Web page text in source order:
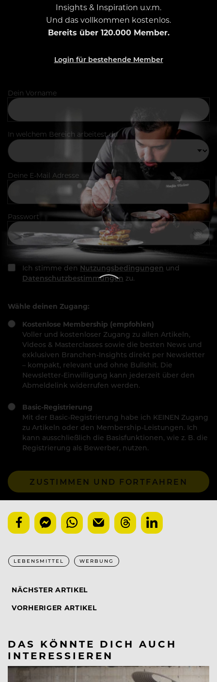
Insights & Inspiration u.v.m.
Und das vollkommen kostenlos.
Bereits über 120.000 Member.
Login für bestehende Member
Dein Vorname
In welchem Bereich arbeitest du
Deine E-Mail Adresse
Passwort
Ich stimme den Nutzungsbedingungen und
Datenschutzbestimmungen zu.
Wähle deinen Zugang:
Kostenlose Membership (empfohlen)
Voller und kostenloser Zugang zu allen Artikeln,
Videos & Masterclasses sowie die besten News und
exklusiven Branchen-Insights direkt per Newsletter
– kompakt, relevant und ohne Bullshit. Die
Newsletter-Einwilligung kann jederzeit über den
Abmeldelink widerrufen werden.
Basic-Registrierung
Mit der Basic-Registrierung habe ich KEINEN Zugang
zu Artikeln oder den Membership-Leistungen. Ich
kann ausschließlich die Basisfunktionen, wie z. B. die
Registrierung als Bewerber, nutzen.
ZUSTIMMEN UND FORTFAHREN
LEBENSMITTEL WERBUNG
NÄCHSTER ARTIKEL
VORHERIGER ARTIKEL
DAS KÖNNTE DICH AUCH
INTERESSIEREN